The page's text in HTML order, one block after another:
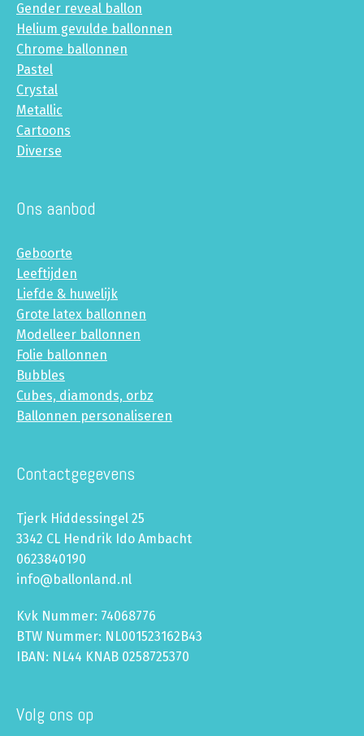
Gender reveal ballon
Helium gevulde ballonnen
Chrome ballonnen
Pastel
Crystal
Metallic
Cartoons
Diverse
Ons aanbod
Geboorte
Leeftijden
Liefde & huwelijk
Grote latex ballonnen
Modelleer ballonnen
Folie ballonnen
Bubbles
Cubes, diamonds, orbz
Ballonnen personaliseren
Contactgegevens
Tjerk Hiddessingel 25
3342 CL Hendrik Ido Ambacht
0623840190
info@ballonland.nl
Kvk Nummer: 74068776
BTW Nummer: NL001523162B43
IBAN: NL44 KNAB 0258725370
Volg ons op